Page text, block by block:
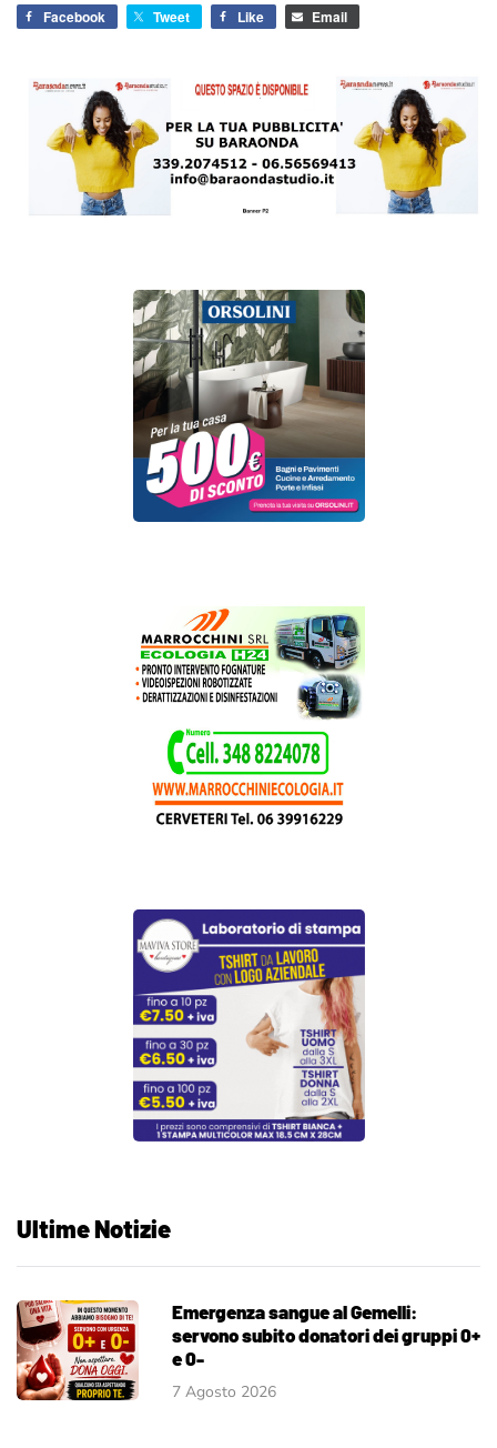
Facebook Tweet Like Email
Ultime Notizie
Emergenza sangue al Gemelli:
servono subito donatori dei gruppi 0+
e 0-
7 Agosto 2026